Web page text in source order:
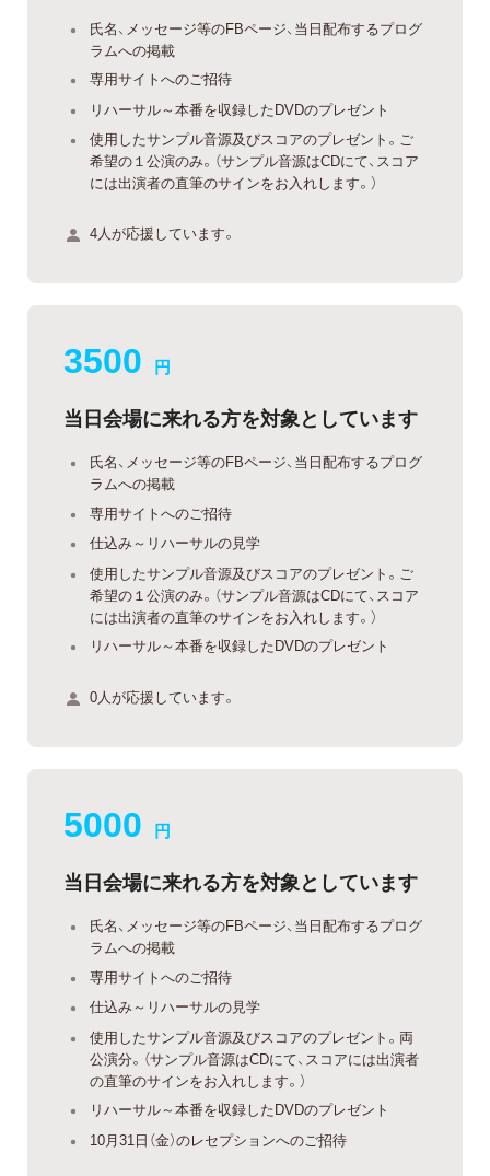
氏名、メッセージ等のFBページ、当日配布するプログ
ラムへの掲載
専用サイトへのご招待
リハーサル～本番を収録したDVDのプレゼント
使用したサンプル音源及びスコアのプレゼント。ご
希望の１公演のみ。（サンプル音源はCDにて、スコア
には出演者の直筆のサインをお入れします。）
4人が応援しています。
3500 円
当日会場に来れる方を対象としています
氏名、メッセージ等のFBページ、当日配布するプログ
ラムへの掲載
専用サイトへのご招待
仕込み～リハーサルの見学
使用したサンプル音源及びスコアのプレゼント。ご
希望の１公演のみ。（サンプル音源はCDにて、スコア
には出演者の直筆のサインをお入れします。）
リハーサル～本番を収録したDVDのプレゼント
0人が応援しています。
5000 円
当日会場に来れる方を対象としています
氏名、メッセージ等のFBページ、当日配布するプログ
ラムへの掲載
専用サイトへのご招待
仕込み～リハーサルの見学
使用したサンプル音源及びスコアのプレゼント。両
公演分。（サンプル音源はCDにて、スコアには出演者
の直筆のサインをお入れします。）
リハーサル～本番を収録したDVDのプレゼント
10月31日（金）のレセプションへのご招待